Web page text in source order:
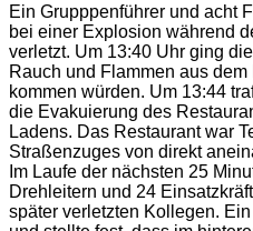
Ein Grupppenführer und acht
bei einer Explosion während
verletzt. Um 13:40 Uhr ging
Rauch und Flammen aus
kommen würden. Um 13:44
die Evakuierung des
Ladens. Das Restaurant war
Straßenzuges von direkt
Im Laufe der nächsten 25
Drehleitern und 24
später verletzten Kollegen.